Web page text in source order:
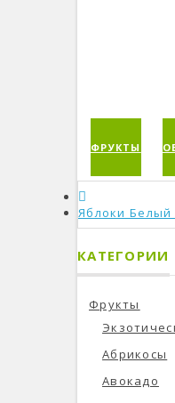
ФРУКТЫ
Яблоки Белый
КАТЕГОРИИ
Фрукты
Абрикосы
Авокадо